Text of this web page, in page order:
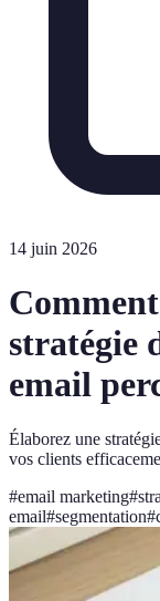
14 juin 2026
stratégie
email
Élaborez une
vos clients
#email marketing#
email#segmentation#